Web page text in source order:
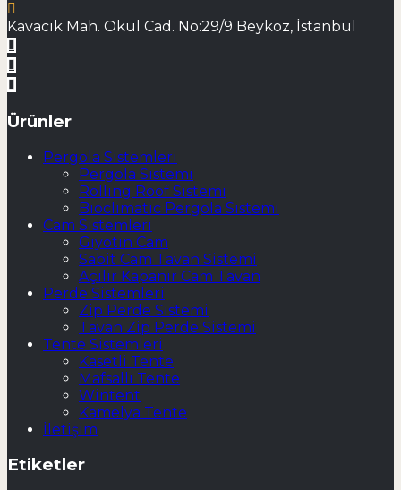
Kavacık Mah. Okul Cad. No:29/9 Beykoz, İstanbul
Ürünler
Pergola Sistemleri
Pergola Sistemi
Rolling Roof Sistemi
Bioclimatic Pergola Sistemi
Cam Sistemleri
Giyotin Cam
Sabit Cam Tavan Sistemi
Açılır Kapanır Cam Tavan
Perde Sistemleri
Zip Perde Sistemi
Tavan Zip Perde Sistemi
Tente Sistemleri
Kasetli Tente
Mafsallı Tente
Wintent
Kamelya Tente
İletişim
Etiketler